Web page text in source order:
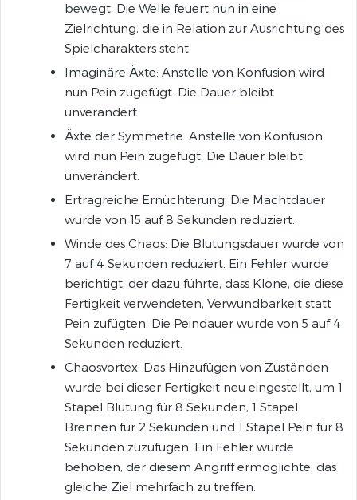
bewegt. Die Welle feuert nun in eine
Zielrichtung, die in Relation zur Ausrichtung des
Spielcharakters steht.
Imaginäre Äxte: Anstelle von Konfusion wird
nun Pein zugefügt. Die Dauer bleibt
unverändert.
Äxte der Symmetrie: Anstelle von Konfusion
wird nun Pein zugefügt. Die Dauer bleibt
unverändert.
Ertragreiche Ernüchterung: Die Machtdauer
wurde von 15 auf 8 Sekunden reduziert.
Winde des Chaos: Die Blutungsdauer wurde von
7 auf 4 Sekunden reduziert. Ein Fehler wurde
berichtigt, der dazu führte, dass Klone, die diese
Fertigkeit verwendeten, Verwundbarkeit statt
Pein zufügten. Die Peindauer wurde von 5 auf 4
Sekunden reduziert.
Chaosvortex: Das Hinzufügen von Zuständen
wurde bei dieser Fertigkeit neu eingestellt, um 1
Stapel Blutung für 8 Sekunden, 1 Stapel
Brennen für 2 Sekunden und 1 Stapel Pein für 8
Sekunden zuzufügen. Ein Fehler wurde
behoben, der diesem Angriff ermöglichte, das
gleiche Ziel mehrfach zu treffen.